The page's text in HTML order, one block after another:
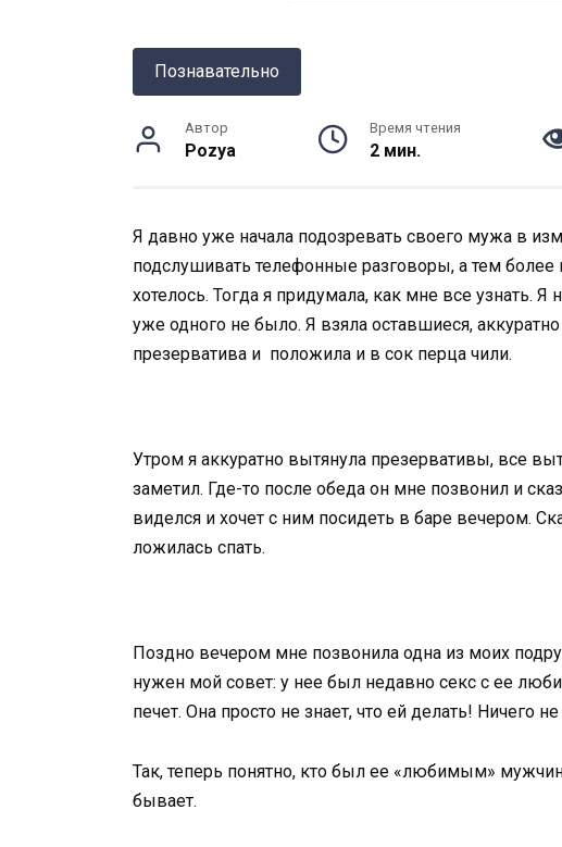
Познавательно
Автор
Pozya
Время чтения
2 мин.
Я давно уже начала подозревать своего мужа в
подслушивать телефонные разговоры, а тем более
хотелось. Тогда я придумала, как мне все узнать.
уже одного не было. Я взяла оставшиеся,
презерватива и положила и в сок перца чили.
Утром я аккуратно вытянула презервативы, все
заметил. Где-то после обеда он мне позвонил и
виделся и хочет с ним посидеть в баре вечером.
ложилась спать.
Поздно вечером мне позвонила одна из моих
нужен мой совет: у нее был недавно секс с ее
печет. Она просто не знает, что ей делать! Ничего
Так, теперь понятно, кто был ее «любимым»
бывает.